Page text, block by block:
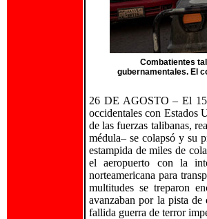
Combatientes
gubernamentales. El
26 DE AGOSTO – El 15
occidentales con Estados
de las fuerzas talibanas,
médula– se colapsó y su
estampida de miles de
el aeropuerto con la
norteamericana para
multitudes se treparon
avanzaban por la pista
fallida guerra de terror